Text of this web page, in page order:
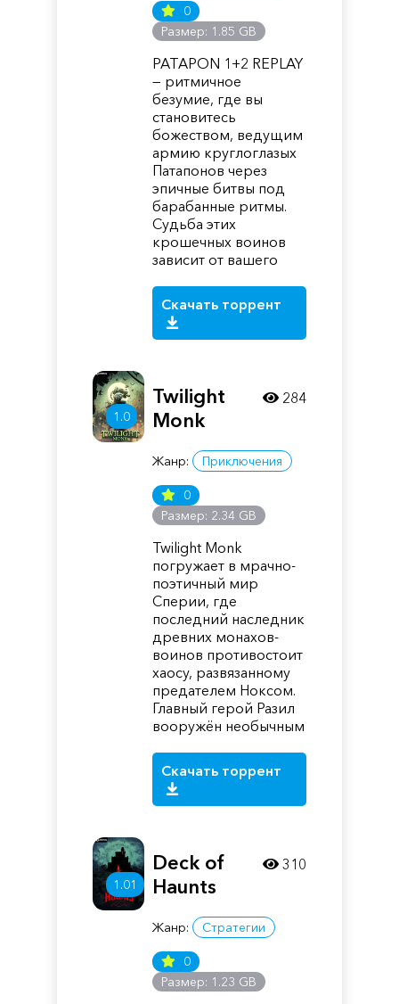
0
Размер: 1.85 GB
PATAPON 1+2 REPLAY
— ритмичное
безумие, где вы
становитесь
божеством, ведущим
армию круглоглазых
Патапонов через
эпичные битвы под
барабанные ритмы.
Судьба этих
крошечных воинов
зависит от вашего
Скачать торрент
1.0
Twilight
Monk
Жанр: Приключения
0
Размер: 2.34 GB
Twilight Monk
погружает в мрачно-
поэтичный мир
Сперии, где
последний наследник
древних монахов-
воинов противостоит
хаосу, развязанному
предателем Ноксом.
Главный герой Разил
вооружён необычным
Скачать торрент
284
1.01
Deck of
Haunts
Жанр: Стратегии
0
Размер: 1.23 GB
310